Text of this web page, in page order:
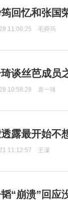
回忆和张国
11:00:25 毛舜筠
谈丝芭成员
10:58:28 袁一琦
露最开始不
11:12:57 王濛
“崩溃”回应